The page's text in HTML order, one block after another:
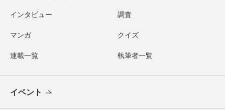
インタビュー 調査
マンガ クイズ
連載一覧 執筆者一覧
イベント